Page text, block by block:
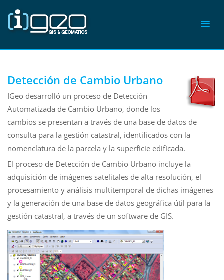
Detección de Cambio Urbano
IGeo desarrolló un proceso de Detección
Automatizada de Cambio Urbano, donde los
cambios se presentan a través de una base de datos de
consulta para la gestión catastral, identificados con la
nomenclatura de la parcela y la superficie edificada.
El proceso de Detección de Cambio Urbano incluye la
adquisición de imágenes satelitales de alta resolución, el
procesamiento y análisis multitemporal de dichas imágenes
y la generación de una base de datos geográfica útil para la
gestión catastral, a través de un software de GIS.